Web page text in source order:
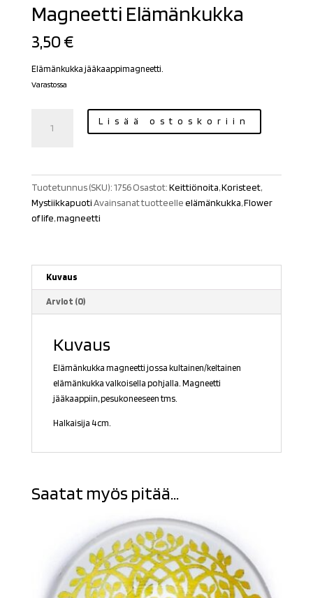
Magneetti Elämänkukka
3,50€
Elämänkukka jääkaappimagneetti.
Varastossa
Elämänkukka
Lisää ostoskoriin
Tuotetunnus (SKU):1756 Osastot:Keittiönoita,Koristeet,
MystiikkapuotiAvainsanat tuotteelleelämänkukka,Flower
of life,magneetti
Kuvaus
Arviot (0)
Kuvaus
Elämänkukka magneetti jossa kultainen/keltainen
elämänkukka valkoisella pohjalla. Magneetti
jääkaappiin, pesukoneeseen tms.
Halkaisija 4cm.
Saatat myös pitää...